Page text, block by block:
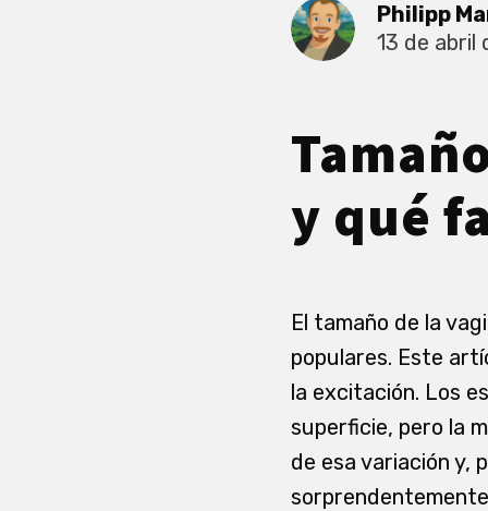
Philipp
13 de abril
y qué
El tamaño de la
populares. Este
la excitación. Los
superficie, pero la
de esa variación y,